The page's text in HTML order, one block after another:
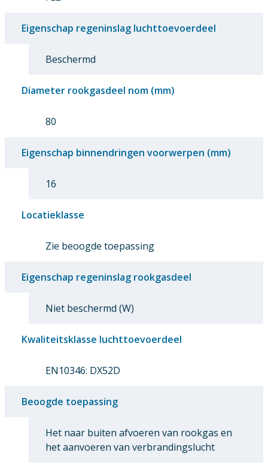
Eigenschap regeninslag luchttoevoerdeel
Beschermd
Diameter rookgasdeel nom (mm)
80
Eigenschap binnendringen voorwerpen (mm)
16
Locatieklasse
Zie beoogde toepassing
Eigenschap regeninslag rookgasdeel
Niet beschermd (W)
Kwaliteitsklasse luchttoevoerdeel
EN10346: DX52D
Beoogde toepassing
Het naar buiten afvoeren van rookgas en
het aanvoeren van verbrandingslucht